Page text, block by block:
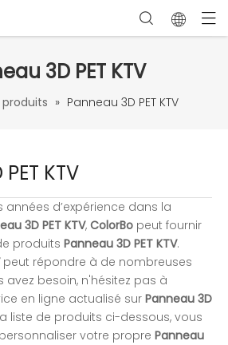
3D PET KTV
produits » Panneau 3D PET KTV
KTV
d’expérience dans la
3D PET KTV, ColorBo peut fournir
produits Panneau 3D PET KTV.
peut répondre à de nombreuses
avez besoin, n'hésitez pas à
en ligne actualisé sur Panneau 3D
liste de produits ci-dessous, vous
votre propre Panneau